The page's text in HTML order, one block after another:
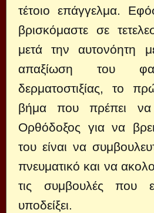
τέτοιο επάγγελμα.
βρισκόμαστε σε
μετά την αυτονόητη
απαξίωση του
δερματοστιξίας, το
βήμα που πρέπει να
Ορθόδοξος για να
του είναι να
πνευματικό και να
τις συμβουλές που
υποδείξει.